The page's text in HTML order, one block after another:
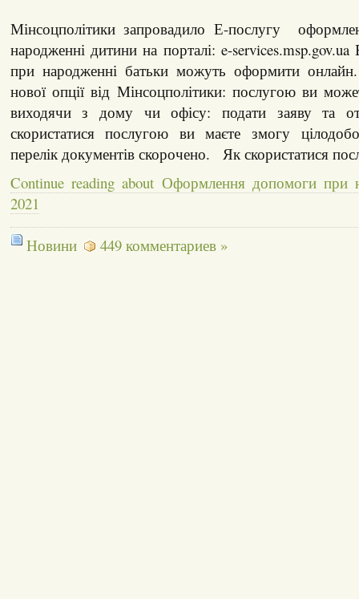
Мінсоцполітики запровадило Е-послугу
народженні дитини на порталі: e-
при народженні батьки можуть оформити
нової опції від Мінсоцполітики: послугою ви
виходячи з дому чи офісу: подати заяву та
скористатися послугою ви маєте змогу
перелік документів скорочено. Як скористатися
Continue reading about Оформлення допомоги при
2021
Новини 449 комментариев »